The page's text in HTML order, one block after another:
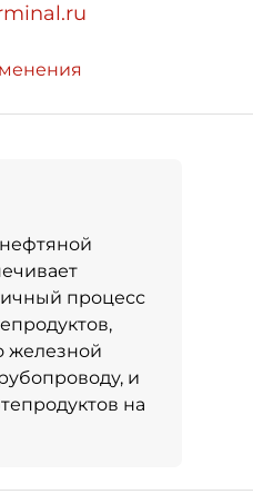
процесс
железной
и
на